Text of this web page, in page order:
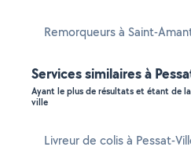
Remorqueurs à Saint-
Services similaires à
Ayant le plus de résultats et étant de
ville
Livreur de colis à Pessat-